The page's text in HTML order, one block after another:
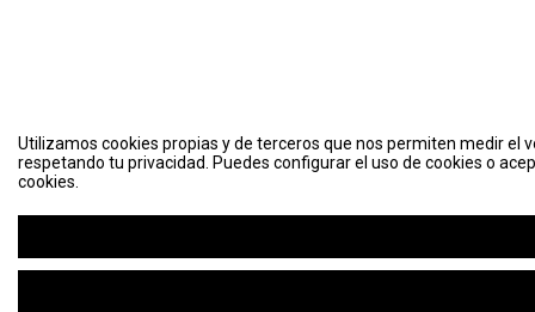
Utilizamos cookies propias y de terceros que nos permiten medir el
respetando tu privacidad. Puedes configurar el uso de cookies o
cookies.